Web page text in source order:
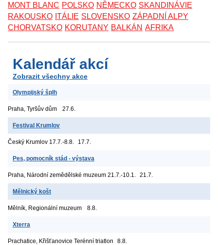
MONT BLANC POLSKO NĚMECKO SKANDINÁVIE
RAKOUSKO ITÁLIE SLOVENSKO ZÁPADNÍ ALPY
CHORVATSKO KORUTANY BALKÁN AFRIKA
Kalendář akcí
Zobrazit všechny akce
Olympijský šplh
Praha, Tyršův dům 27.6.
Festival Krumlov
Český Krumlov 17.7.-8.8. 17.7.
Pes, pomocník stád - výstava
Praha, Národní zemědělské muzeum 21.7.-10.1. 21.7.
Mělnický košt
Mělník, Regionální muzeum 8.8.
Xterra
Prachatice, Křišťanovice Terénní triatlon 8.8.